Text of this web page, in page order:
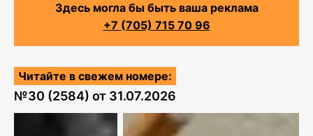
Здесь могла бы быть ваша реклама
+7 (705) 715 70 96
Читайте в свежем номере:
№30 (2584) от 31.07.2026